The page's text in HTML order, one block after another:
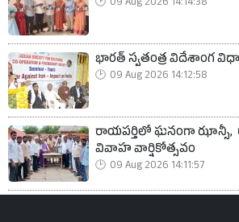
09 Aug 2026 14:14:38
భారత్ స్వతంత్ర విదేశాంగ
09 Aug 2026 14:12:58
రాయపర్తిలో ఘనంగా ఝాన్సీ,
వివాహ వార్షికోత్సవం
09 Aug 2026 14:11:57